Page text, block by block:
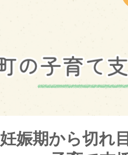
妊娠期から切れ